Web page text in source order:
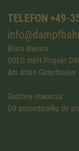
TELEFON +49-
Biuro klienta:
SOEG mbH Projekt
Am Alten Güterboden
Godziny otwarcia:
Od poniedziałku do